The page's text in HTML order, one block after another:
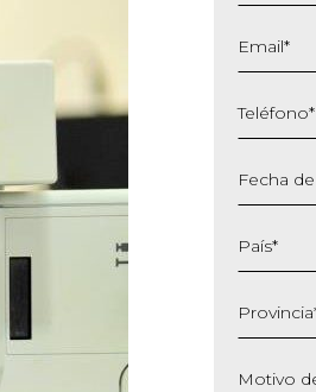
Email*
Teléfono*
Fecha
barra
MM
AAAA
País*
Provincia
Motivo